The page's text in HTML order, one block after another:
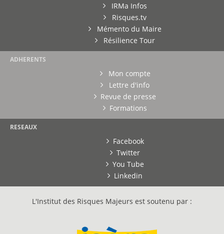
IRMa Infos
Risques.tv
Mémento du Maire
Résilience Tour
ADHERENTS
Mon compte
Lettre d'info
Revue de presse
Formations
RESEAUX
Facebook
Twitter
You Tube
Linkedin
L'Institut des Risques Majeurs est soutenu par :